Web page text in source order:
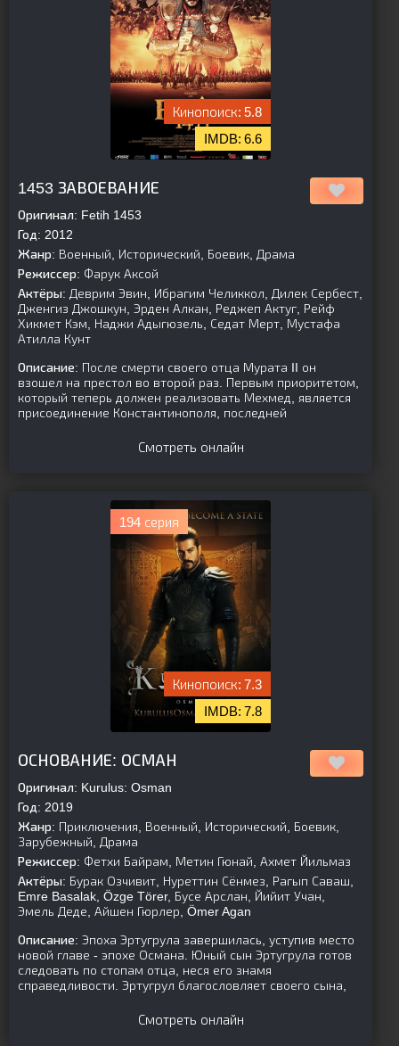
5.8
6.6
1453 ЗАВОЕВАНИЕ
Оригинал: Fetih 1453
Год: 2012
Жанр: Военный, Исторический, Боевик, Драма
Режиссер: Фарук Аксой
Актёры: Деврим Эвин, Ибрагим Челиккол, Дилек Сербест,
Дженгиз Джошкун, Эрден Алкан, Реджеп Актуг, Рейф
Хикмет Кэм, Наджи Адыгюзель, Седат Мерт, Мустафа
Атилла Кунт
Описание: После смерти своего отца Мурата II он
взошел на престол во второй раз. Первым приоритетом,
который теперь должен реализовать Мехмед, является
присоединение Константинополя, последней
Смотреть онлайн
194 серия
7.3
7.8
ОСНОВАНИЕ: ОСМАН
Оригинал: Kurulus: Osman
Год: 2019
Жанр: Приключения, Военный, Исторический, Боевик,
Зарубежный, Драма
Режиссер: Фетхи Байрам, Метин Гюнай, Ахмет Йильмаз
Актёры: Бурак Озчивит, Нуреттин Сёнмез, Рагып Саваш,
Emre Basalak, Özge Törer, Бусе Арслан, Йийит Учан,
Эмель Деде, Айшен Гюрлер, Ömer Agan
Описание: Эпоха Эртугрула завершилась, уступив место
новой главе - эпохе Османа. Юный сын Эртугрула готов
следовать по стопам отца, неся его знамя
справедливости. Эртугрул благословляет своего сына,
Смотреть онлайн